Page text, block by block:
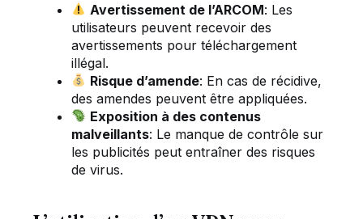
Avertissement de l’ARCOM: Les
utilisateurs peuvent recevoir des
avertissements pour téléchargement
illégal.
Risque d’amende: En cas de récidive,
des amendes peuvent être appliquées.
Exposition à des contenus
malveillants: Le manque de contrôle sur
les publicités peut entraîner des risques
de virus.